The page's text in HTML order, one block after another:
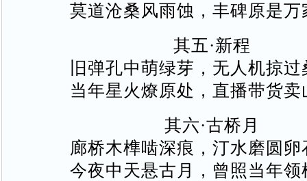
莫道沧桑风雨蚀，丰碑原是万
其五·新程
旧弹孔中萌绿芽，无人机掠
当年星火燎原处，直播带货卖
其六·古桥月
廊桥木榫啮深痕，汀水磨圆卵
今夜中天悬古月，曾照当年领